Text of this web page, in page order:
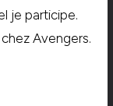
je participe.
chez Avengers.